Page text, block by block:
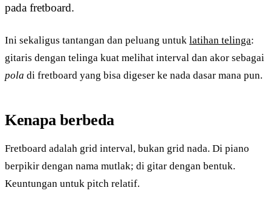
pada fretboard.
Ini sekaligus tantangan dan peluang untuk latihan telinga:
gitaris dengan telinga kuat melihat interval dan akor sebagai
pola di fretboard yang bisa digeser ke nada dasar mana pun.
Kenapa berbeda
Fretboard adalah grid interval, bukan grid nada. Di piano
berpikir dengan nama mutlak; di gitar dengan bentuk.
Keuntungan untuk pitch relatif.